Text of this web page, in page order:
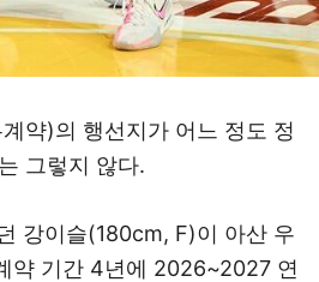
약)의 행선지가 어느 정도 정
그렇지 않다.
강이슬(180cm, F)이 아산 우
약 기간 4년에 2026~2027 연